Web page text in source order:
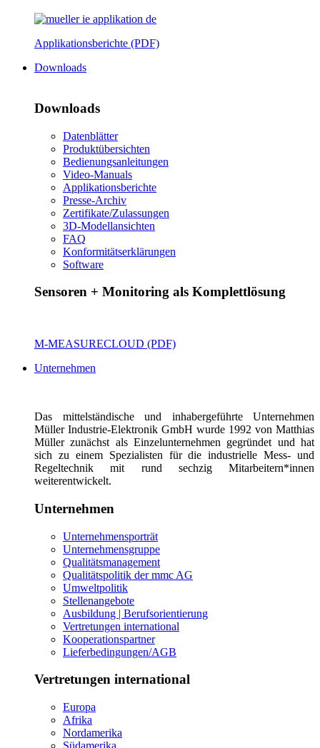
Applikationsberichte (PDF)
Downloads
Downloads
Datenblätter
Produktübersichten
Bedienungsanleitungen
Video-Manuals
Applikationsberichte
Presse-Archiv
Zertifikate/Zulassungen
3D-Modellansichten
FAQ
Konformitätserklärungen
Software
Sensoren + Monitoring als Komplettlösung
M-MEASURECLOUD (PDF)
Unternehmen
Das mittelständische und inhabergeführte Unternehmen
Müller Industrie-Elektronik GmbH wurde 1992 von Matthias
Müller zunächst als Einzelunternehmen gegründet und hat
sich zu einem Spezialisten für die industrielle Mess- und
Regeltechnik mit rund sechzig Mitarbeitern*innen
weiterentwickelt.
Unternehmen
Unternehmensporträt
Unternehmensgruppe
Qualitätsmanagement
Qualitätspolitik der mmc AG
Umweltpolitik
Stellenangebote
Ausbildung | Berufsorientierung
Vertretungen international
Kooperationspartner
Lieferbedingungen/AGB
Vertretungen international
Europa
Afrika
Nordamerika
Südamerika